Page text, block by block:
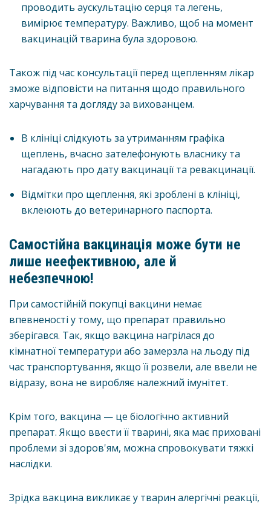
проводить аускультацію серця та легень,
вимірює температуру. Важливо, щоб на момент
вакцинацій тварина була здоровою.
Також під час консультації перед щепленням лікар
зможе відповісти на питання щодо правильного
харчування та догляду за вихованцем.
В клініці слідкують за утриманням графіка
щеплень, вчасно зателефонують власнику та
нагадають про дату вакцинації та ревакцинації.
Відмітки про щеплення, які зроблені в клініці,
вклеюють до ветеринарного паспорта.
Самостійна вакцинація може бути не
лише неефективною, але й
небезпечною!
При самостійній покупці вакцини немає
впевненості у тому, що препарат правильно
зберігався. Так, якщо вакцина нагрілася до
кімнатної температури або замерзла на льоду під
час транспортування, якщо її розвели, але ввели не
відразу, вона не виробляє належний імунітет.
Крім того, вакцина — це біологічно активний
препарат. Якщо ввести її тварині, яка має приховані
проблеми зі здоров'ям, можна спровокувати тяжкі
наслідки.
Зрідка вакцина викликає у тварин алергічні реакції,